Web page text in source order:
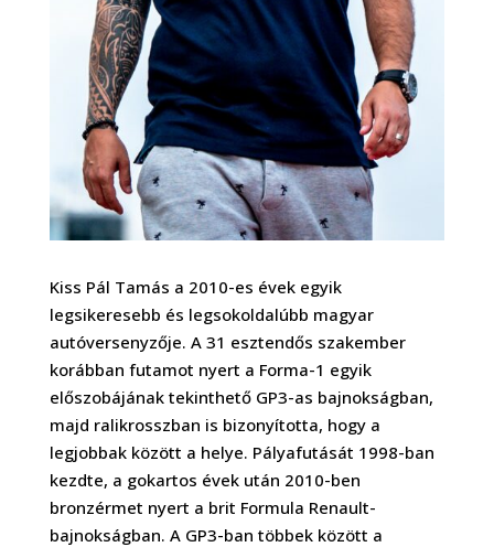
Kiss Pál Tamás a 2010-es évek egyik
legsikeresebb és legsokoldalúbb magyar
autóversenyzője. A 31 esztendős szakember
korábban futamot nyert a Forma-1 egyik
előszobájának tekinthető GP3-as bajnokságban,
majd ralikrosszban is bizonyította, hogy a
legjobbak között a helye. Pályafutását 1998-ban
kezdte, a gokartos évek után 2010-ben
bronzérmet nyert a brit Formula Renault-
bajnokságban. A GP3-ban többek között a